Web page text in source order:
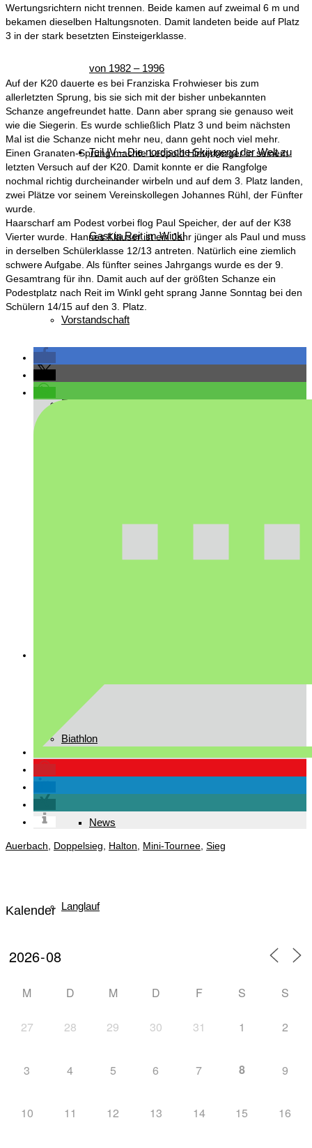
von 1982 – 1996
Teil IV – Die nordische Skijugend der Welt zu
Gast in Reit im Winkl
Vorstandschaft
Ehrenmitglieder/ Ehrentafel
Biathlon
News
Langlauf
News
Ski-Alpin
Wertungsrichtern nicht trennen. Beide kamen auf zweimal 6 m und
bekamen dieselben Haltungsnoten. Damit landeten beide auf Platz
3 in der stark besetzten Einsteigerklasse.
Auf der K20 dauerte es bei Franziska Frohwieser bis zum
allerletzten Sprung, bis sie sich mit der bisher unbekannten
Schanze angefreundet hatte. Dann aber sprang sie genauso weit
wie die Siegerin. Es wurde schließlich Platz 3 und beim nächsten
Mal ist die Schanze nicht mehr neu, dann geht noch viel mehr.
Einen Granaten-Sprung machte Leopold Hinterberger in seinem
letzten Versuch auf der K20. Damit konnte er die Rangfolge
nochmal richtig durcheinander wirbeln und auf dem 3. Platz landen,
zwei Plätze vor seinem Vereinskollegen Johannes Rühl, der Fünfter
wurde.
Haarscharf am Podest vorbei flog Paul Speicher, der auf der K38
Vierter wurde. Hannes Klauser ist ein Jahr jünger als Paul und muss
in derselben Schülerklasse 12/13 antreten. Natürlich eine ziemlich
schwere Aufgabe. Als fünfter seines Jahrgangs wurde es der 9.
Gesamtrang für ihn. Damit auch auf der größten Schanze ein
Podestplatz nach Reit im Winkl geht sprang Janne Sonntag bei den
Schülern 14/15 auf den 3. Platz.
Auerbach Doppelsieg Halton Mini-Tournee Sieg
Kalender
M D M D F S S
27 28 29 30 31 1 2
3 4 5 6 7 8 9
10 11 12 13 14 15 16